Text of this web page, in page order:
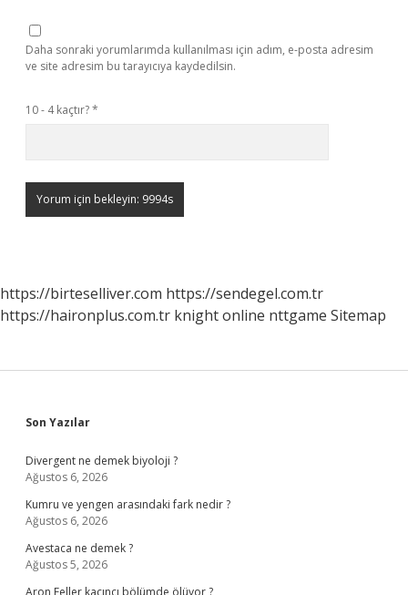
Daha sonraki yorumlarımda kullanılması için adım, e-posta adresim
ve site adresim bu tarayıcıya kaydedilsin.
10 - 4 kaçtır?*
https://birteselliver.com https://sendegel.com.tr
https://haironplus.com.tr knight online nttgame Sitemap
Sidebar
Son Yazılar
Divergent ne demek biyoloji ?
Ağustos 6, 2026
Kumru ve yengen arasındaki fark nedir ?
Ağustos 6, 2026
Avestaca ne demek ?
Ağustos 5, 2026
Aron Feller kaçıncı bölümde ölüyor ?